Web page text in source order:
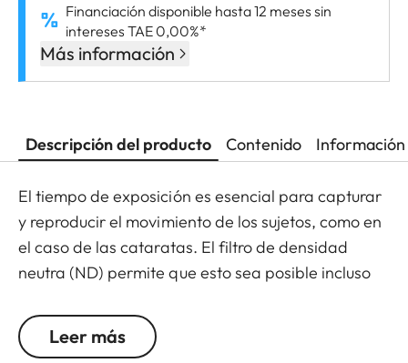
Financiación disponible hasta 12 meses sin
intereses TAE 0,00%*
Más información
Descripción del producto Contenido
El tiempo de exposición es esencial para capturar
y reproducir el movimiento de los sujetos, como en
el caso de las cataratas. El filtro de densidad
neutra (ND) permite que esto sea posible incluso
cantidad de luz que penetra en la lente para
permitir que se usen velocidades de obturación
Leer más